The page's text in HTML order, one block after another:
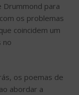
Drummond para
os problemas
coincidem um
no
os poemas de
abordar a